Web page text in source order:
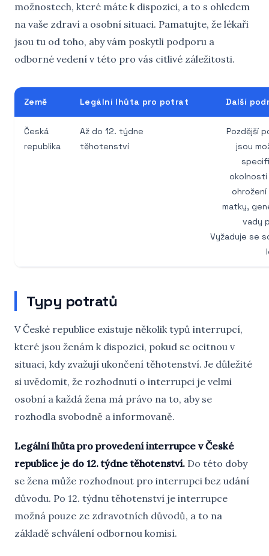
možnostech, které máte k dispozici, a to s ohledem
na vaše zdraví a osobní situaci. Pamatujte, že lékaři
jsou tu od toho, aby vám poskytli podporu a
odborné vedení v této pro vás citlivé záležitosti.
Země Legální lhůta pro potrat Další
Česká
republika
Až do 12. týdne
těhotenství
Pozdější
jsou
okolností
ohrožení
matky,
vady
Vyžaduje se
Typy potratů
V České republice existuje několik typů interrupcí,
které jsou ženám k dispozici, pokud se ocitnou v
situaci, kdy zvažují ukončení těhotenství. Je důležité
si uvědomit, že rozhodnutí o interrupci je velmi
osobní a každá žena má právo na to, aby se
rozhodla svobodně a informovaně.
Legální lhůta pro provedení interrupce v České
republice je do 12. týdne těhotenství. Do této doby
se žena může rozhodnout pro interrupci bez udání
důvodu. Po 12. týdnu těhotenství je interrupce
možná pouze ze zdravotních důvodů, a to na
základě schválení odbornou komisí.